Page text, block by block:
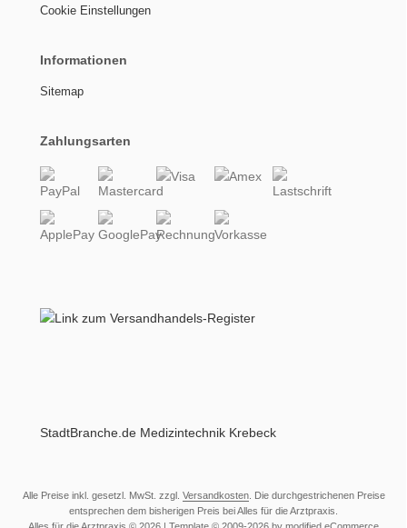
Cookie Einstellungen
Informationen
Sitemap
Zahlungsarten
StadtBranche.de Medizintechnik Krebeck
Alle Preise inkl. gesetzl. MwSt. zzgl. Versandkosten. Die durchgestrichenen Preise
entsprechen dem bisherigen Preis bei Alles für die Arztpraxis.